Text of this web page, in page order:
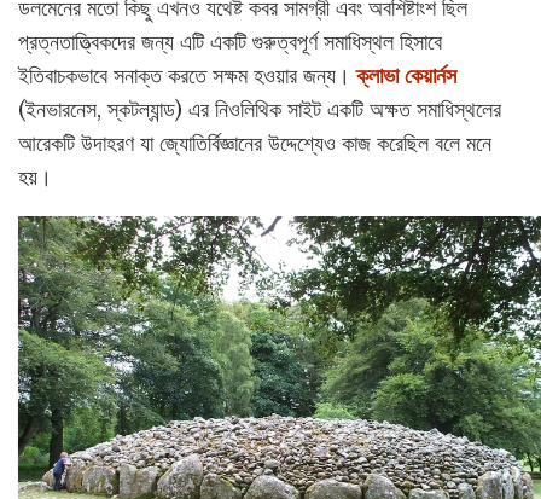
ডলমেনের মতো কিছু এখনও যথেষ্ট কবর সামগ্রী এবং অবশিষ্টাংশ ছিল
প্রত্নতাত্ত্বিকদের জন্য এটি একটি গুরুত্বপূর্ণ সমাধিস্থল হিসাবে
ইতিবাচকভাবে সনাক্ত করতে সক্ষম হওয়ার জন্য।ক্লাভা কেয়ার্নস
(ইনভারনেস, স্কটল্যান্ড) এর নিওলিথিক সাইট একটি অক্ষত সমাধিস্থলের
আরেকটি উদাহরণ যা জ্যোতির্বিজ্ঞানের উদ্দেশ্যেও কাজ করেছিল বলে মনে
হয়।